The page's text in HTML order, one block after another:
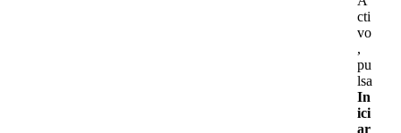
cti
vo
,
pu
lsa
In
ici
ar